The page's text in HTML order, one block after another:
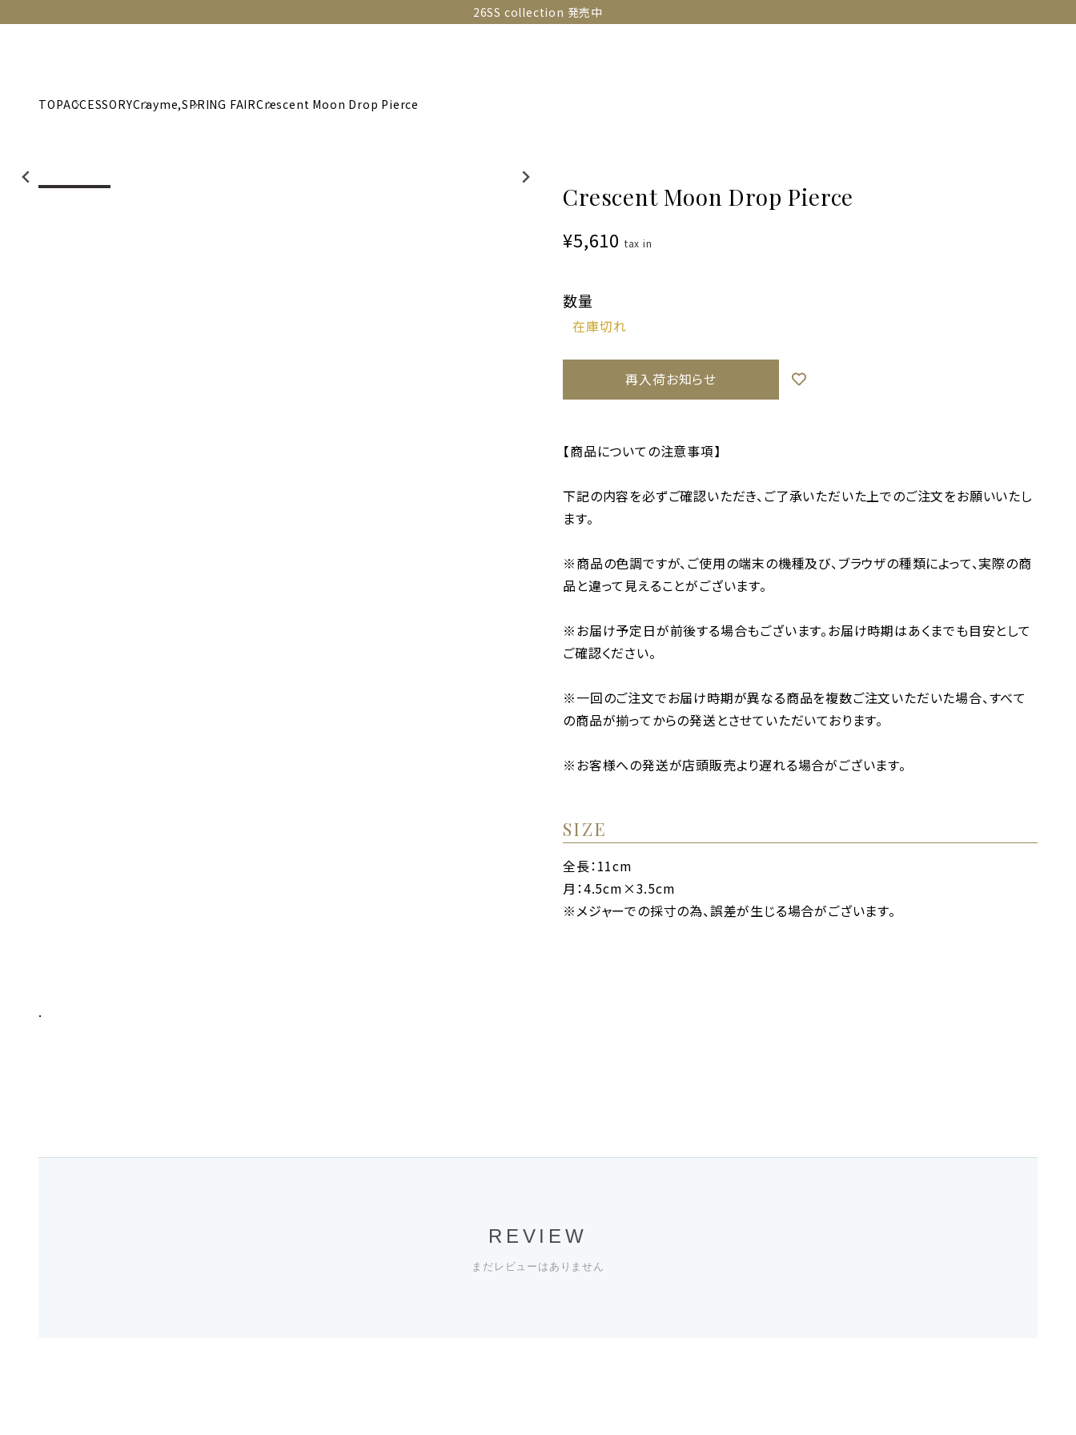
26SS collection 発売中
TOPACCESSORYCrayme,SPRING FAIRCrescent Moon Drop Pierce
Crescent Moon Drop Pierce
¥5,610 tax in
数量
再入荷お知らせ
【商品についての注意事項】
下記の内容を必ずご確認いただき、ご了承いただいた上でのご注文をお願いいたし
ます。
※商品の色調ですが、ご使用の端末の機種及び、ブラウザの種類によって、実際の商
品と違って見えることがございます。
※お届け予定日が前後する場合もございます。お届け時期はあくまでも目安として
ご確認ください。
※一回のご注文でお届け時期が異なる商品を複数ご注文いただいた場合、すべて
の商品が揃ってからの発送とさせていただいております。
※お客様への発送が店頭販売より遅れる場合がございます。
SIZE
全長：11cm
月：4.5cm×3.5cm
※メジャーでの採寸の為、誤差が生じる場合がございます。
.
REVIEW
まだレビューはありません